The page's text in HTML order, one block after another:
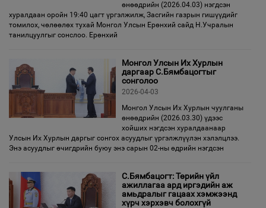
өнөөдрийн (2026.04.03) нэгдсэн
хуралдаан оройн 19:40 цагт үргэлжилж, Засгийн газрын гишүүдийг
томилох, чөлөөлөх тухай Монгол Улсын Ерөнхий сайд Н.Учралын
танилцуулгыг сонслоо. Ерөнхий
Монгол Улсын Их Хурлын
даргаар С.Бямбацогтыг
сонголоо
2026-04-03
Монгол Улсын Их Хурлын чуулганы
өнөөдрийн (2026.03.30) үдээс
хойших нэгдсэн хуралдаанаар
Улсын Их Хурлын даргыг сонгох асуудлыг үргэлжлүүлэн хэлэлцлээ.
Энэ асуудлыг өчигдрийн буюу энэ сарын 02-ны өдрийн нэгдсэн
С.Бямбацогт: Төрийн үйл
ажиллагаа ард иргэдийн аж
амьдралыг гацаах хэмжээнд
хүрч хэрхэвч болохгүй